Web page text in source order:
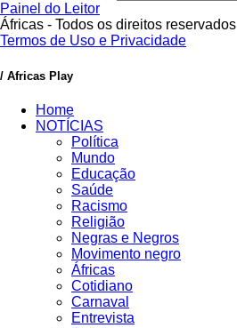
Painel do Leitor
Áfricas - Todos os direitos reservados
Termos de Uso e Privacidade
/ Africas Play
Home
NOTÍCIAS
Política
Mundo
Educação
Saúde
Racismo
Religião
Negras e Negros
Movimento negro
Áfricas
Cotidiano
Carnaval
Entrevista